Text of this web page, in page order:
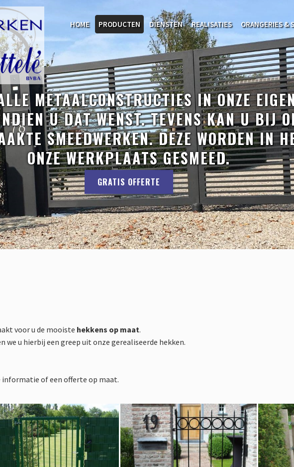
HOME PRODUCTEN DIENSTEN REALISATIES ORANGERIES &
METAALCONSTRUCTIES IN ONZE
U DAT WENST. TEVENS KAN U BIJ
SMEEDWERKEN. DEZE WORDEN IN
ONZE WERKPLAATS GESMEED.
GRATIS OFFERTE
voor u de mooiste hekkens op maat.
u hierbij een greep uit onze gerealiseerde hekken.
informatie of een offerte op maat.